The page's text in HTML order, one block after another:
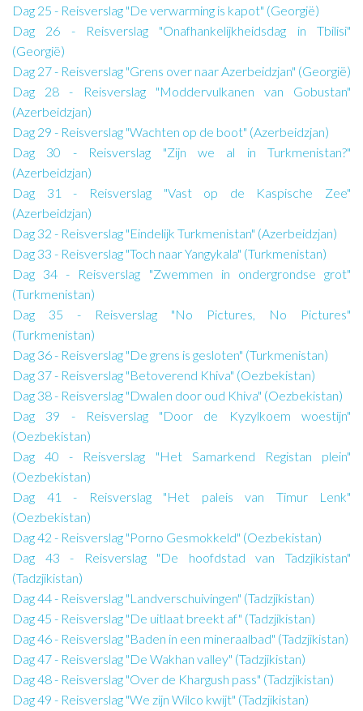
Dag 25 - Reisverslag "De verwarming is kapot" (Georgië)
Dag 26 - Reisverslag "Onafhankelijkheidsdag in Tbilisi"
(Georgië)
Dag 27 - Reisverslag "Grens over naar Azerbeidzjan" (Georgië)
Dag 28 - Reisverslag "Moddervulkanen van Gobustan"
(Azerbeidzjan)
Dag 29 - Reisverslag "Wachten op de boot" (Azerbeidzjan)
Dag 30 - Reisverslag "Zijn we al in Turkmenistan?"
(Azerbeidzjan)
Dag 31 - Reisverslag "Vast op de Kaspische Zee"
(Azerbeidzjan)
Dag 32 - Reisverslag "Eindelijk Turkmenistan" (Azerbeidzjan)
Dag 33 - Reisverslag "Toch naar Yangykala" (Turkmenistan)
Dag 34 - Reisverslag "Zwemmen in ondergrondse grot"
(Turkmenistan)
Dag 35 - Reisverslag "No Pictures, No Pictures"
(Turkmenistan)
Dag 36 - Reisverslag "De grens is gesloten" (Turkmenistan)
Dag 37 - Reisverslag "Betoverend Khiva" (Oezbekistan)
Dag 38 - Reisverslag "Dwalen door oud Khiva" (Oezbekistan)
Dag 39 - Reisverslag "Door de Kyzylkoem woestijn"
(Oezbekistan)
Dag 40 - Reisverslag "Het Samarkend Registan plein"
(Oezbekistan)
Dag 41 - Reisverslag "Het paleis van Timur Lenk"
(Oezbekistan)
Dag 42 - Reisverslag "Porno Gesmokkeld" (Oezbekistan)
Dag 43 - Reisverslag "De hoofdstad van Tadzjikistan"
(Tadzjikistan)
Dag 44 - Reisverslag "Landverschuivingen" (Tadzjikistan)
Dag 45 - Reisverslag "De uitlaat breekt af" (Tadzjikistan)
Dag 46 - Reisverslag "Baden in een mineraalbad" (Tadzjikistan)
Dag 47 - Reisverslag "De Wakhan valley" (Tadzjikistan)
Dag 48 - Reisverslag "Over de Khargush pass" (Tadzjikistan)
Dag 49 - Reisverslag "We zijn Wilco kwijt" (Tadzjikistan)